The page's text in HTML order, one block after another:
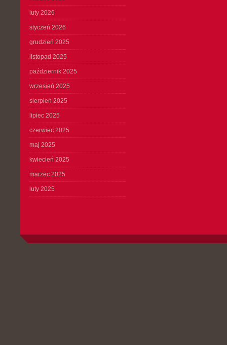
luty 2026
styczeń 2026
grudzień 2025
listopad 2025
październik 2025
wrzesień 2025
sierpień 2025
lipiec 2025
czerwiec 2025
maj 2025
kwiecień 2025
marzec 2025
luty 2025